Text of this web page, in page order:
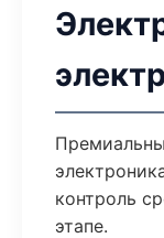
контроль
этапе.